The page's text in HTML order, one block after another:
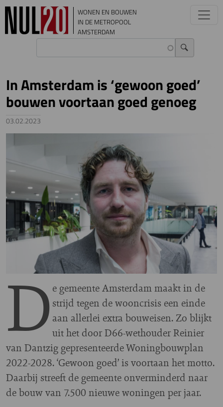
Overslaan en naar de inhoud gaan
WONEN EN BOUWEN
IN DE METROPOOL
AMSTERDAM
In Amsterdam is ‘gewoon goed’
bouwen voortaan goed genoeg
03.02.2023
D e gemeente Amsterdam maakt in de
strijd tegen de wooncrisis een einde
aan allerlei extra bouweisen. Zo blijkt
uit het door D66-wethouder Reinier
van Dantzig gepresenteerde Woningbouwplan
2022-2028. ‘Gewoon goed’ is voortaan het motto.
Daarbij streeft de gemeente onverminderd naar
de bouw van 7.500 nieuwe woningen per jaar.